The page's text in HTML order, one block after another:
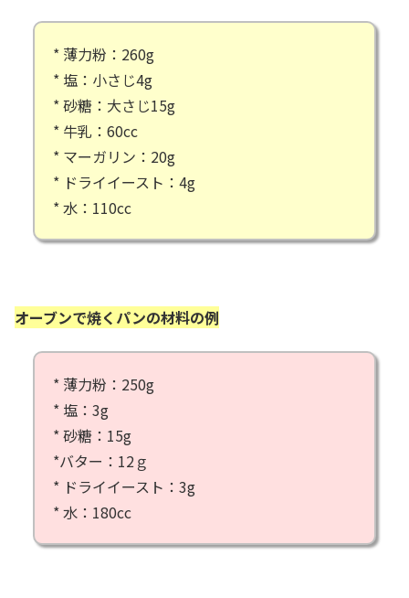
* 薄力粉：260g
* 塩：小さじ4g
* 砂糖：大さじ15g
* 牛乳：60cc
* マーガリン：20g
* ドライイースト：4g
* 水：110cc
オーブンで焼くパンの材料の例
* 薄力粉：250g
* 塩：3g
* 砂糖：15g
*バター：12ｇ
* ドライイースト：3g
* 水：180cc